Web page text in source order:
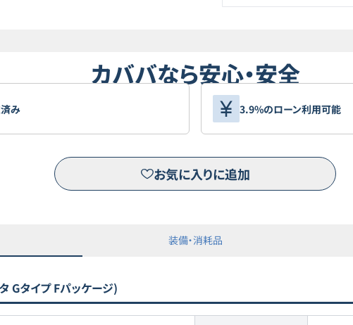
カババなら安心・安全
み 3.9%のローン利用可能
お気に入りに追加
装備・消耗品
Gタイプ Fパッケージ)